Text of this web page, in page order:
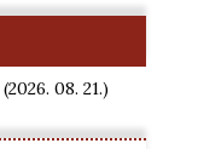
(2026. 08. 21.)